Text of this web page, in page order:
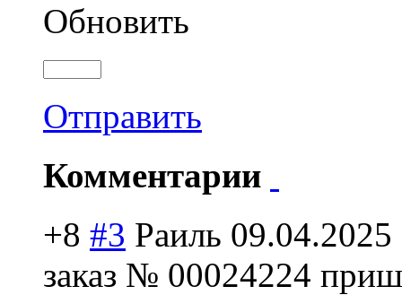
Обновить
Отправить
Комментарии
+8 #3 Раиль
заказ № 00024224